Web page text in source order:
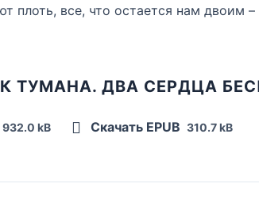
все, что остается нам двоим –
ТУМАНА. ДВА СЕРДЦА
932.0 kB Скачать EPUB 310.7 kB